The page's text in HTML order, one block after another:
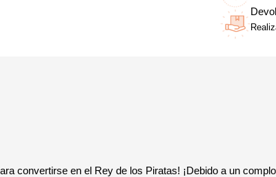
convertirse en el Rey de los Piratas! ¡Debido a un